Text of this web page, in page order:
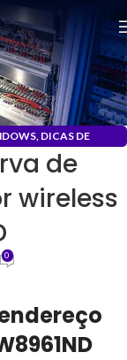
, DICAS DE
,REDES,REDES DE
de
wireless
0